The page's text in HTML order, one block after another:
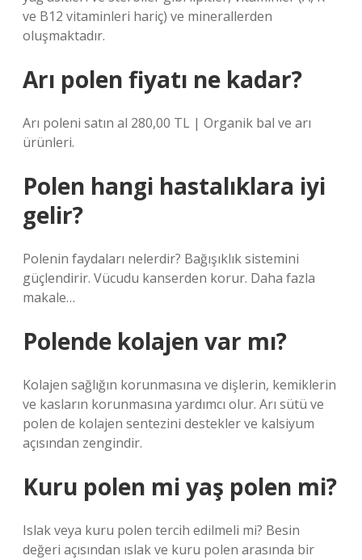
ve B12 vitaminleri hariç) ve minerallerden
oluşmaktadır.
Arı polen fiyatı ne kadar?
Arı poleni satın al 280,00 TL | Organik bal ve arı
ürünleri.
Polen hangi hastalıklara iyi
gelir?
Polenin faydaları nelerdir? Bağışıklık sistemini
güçlendirir. Vücudu kanserden korur. Daha fazla
makale…
Polende kolajen var mı?
Kolajen sağlığın korunmasına ve dişlerin, kemiklerin
ve kasların korunmasına yardımcı olur. Arı sütü ve
polen de kolajen sentezini destekler ve kalsiyum
açısından zengindir.
Kuru polen mi yaş polen mi?
Islak veya kuru polen tercih edilmeli mi? Besin
değeri açısından ıslak ve kuru polen arasında bir